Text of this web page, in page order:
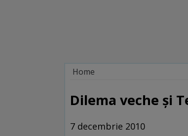
Home
Dilema veche şi
7 decembrie 2010